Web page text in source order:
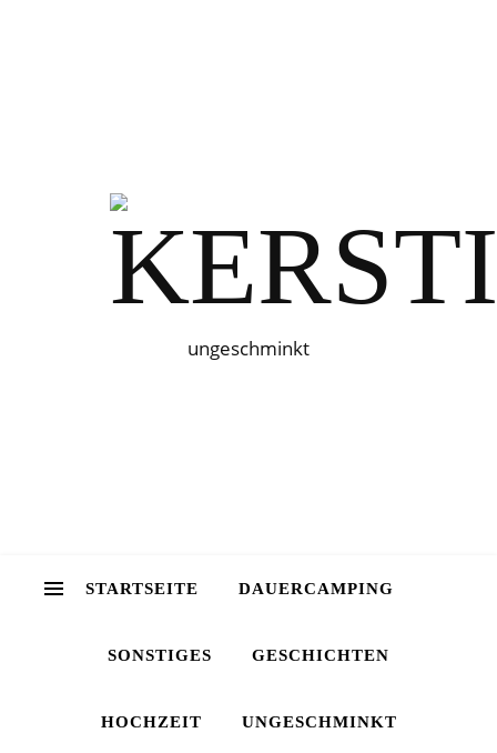
ungeschminkt
STARTSEITE DAUERCAMPING
SONSTIGES GESCHICHTEN
HOCHZEIT UNGESCHMINKT